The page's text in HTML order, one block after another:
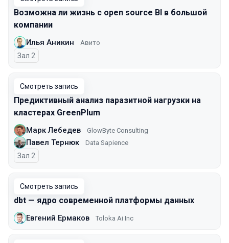
Возможна ли жизнь с open source BI в большой
компании
Илья Аникин Авито
Зал 2
Смотреть запись
Предиктивный анализ паразитной нагрузки на
кластерах GreenPlum
Марк Лебедев GlowByte Consulting
Павел Тернюк Data Sapience
Зал 2
Смотреть запись
dbt — ядро современной платформы данных
Евгений Ермаков Toloka Ai Inc